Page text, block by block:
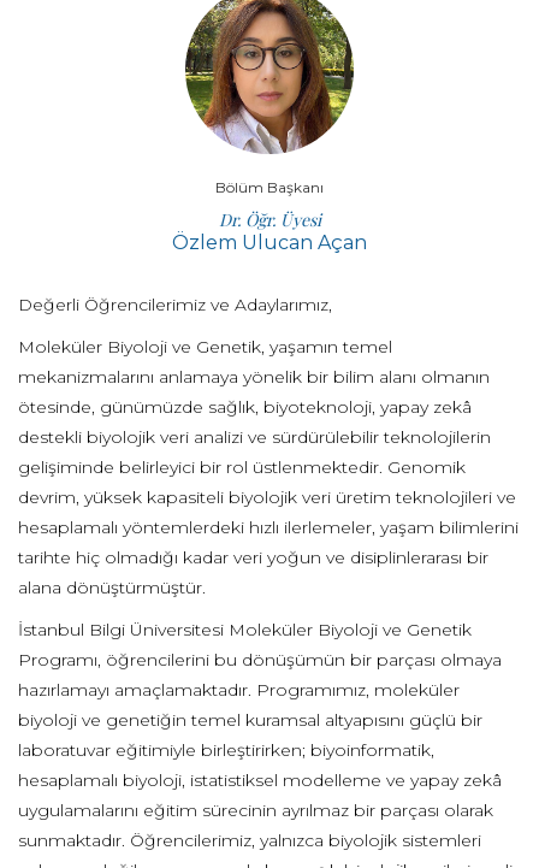
Bölüm Başkanı
Dr. Öğr. Üyesi
Özlem Ulucan Açan
Değerli Öğrencilerimiz ve Adaylarımız,
Moleküler Biyoloji ve Genetik, yaşamın temel
mekanizmalarını anlamaya yönelik bir bilim alanı olmanın
ötesinde, günümüzde sağlık, biyoteknoloji, yapay zekâ
destekli biyolojik veri analizi ve sürdürülebilir teknolojilerin
gelişiminde belirleyici bir rol üstlenmektedir. Genomik
devrim, yüksek kapasiteli biyolojik veri üretim teknolojileri ve
hesaplamalı yöntemlerdeki hızlı ilerlemeler, yaşam bilimlerini
tarihte hiç olmadığı kadar veri yoğun ve disiplinlerarası bir
alana dönüştürmüştür.
İstanbul Bilgi Üniversitesi Moleküler Biyoloji ve Genetik
Programı, öğrencilerini bu dönüşümün bir parçası olmaya
hazırlamayı amaçlamaktadır. Programımız, moleküler
biyoloji ve genetiğin temel kuramsal altyapısını güçlü bir
laboratuvar eğitimiyle birleştirirken; biyoinformatik,
hesaplamalı biyoloji, istatistiksel modelleme ve yapay zekâ
uygulamalarını eğitim sürecinin ayrılmaz bir parçası olarak
sunmaktadır. Öğrencilerimiz, yalnızca biyolojik sistemleri